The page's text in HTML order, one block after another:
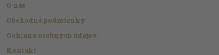
O nás
Obchodné podmienky
Ochrana osobných údajov
Kontakt